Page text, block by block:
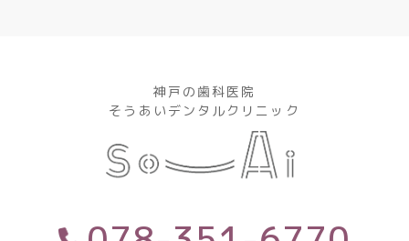
神戸の歯科医院
そうあいデンタルクリニック